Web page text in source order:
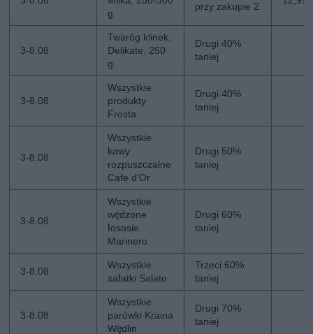
g
przy zakupie 2
3-8.08
Twaróg klinek,
Delikate, 250
g
Drugi 40%
taniej
3-8.08
Wszystkie
produkty
Frosta
Drugi 40%
taniej
3-8.08
Wszystkie
kawy
rozpuszczalne
Cafe d’Or
Drugi 50%
taniej
3-8.08
Wszystkie
wędzone
łososie
Marinero
Drugi 60%
taniej
3-8.08
Wszystkie
sałatki Salato
Trzeci 60%
taniej
3-8.08
Wszystkie
parówki Kraina
Wędlin
Drugi 70%
taniej